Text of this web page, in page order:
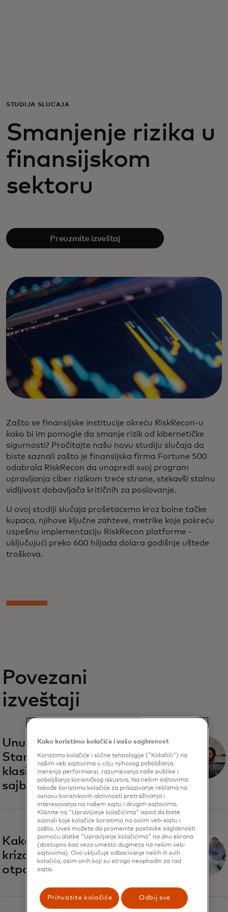
Novosti i trendovi
STUDIJA SLUČAJA
Smanjenje rizika u
finansijskom
sektoru
Preuzmite izveštaj
Zašto se finansijske institucije okreću RiskRecon-u
kako bi im pomogle da smanje rizik od kibernetičke
sigurnosti? Pročitajte našu novu studiju slučaja da
biste saznali zašto je finansijska firma Fortune 500
odabrala RiskRecon da unapredi svoj program
upravljanja ciber rizikom treće strane, stekavši stalnu
vidljivost dobavljača kritičnih za poslovanje.
U ovoj studiji slučaja prošetaćemo kroz bolne tačke
kupaca, njihove ključne zahteve, metrike koje pokreću
uspešnu implementaciju RiskRecon platforme -
uključujući preko 600 hiljada dolara godišnje uštede
troškova.
Povezani
izveštaji
Unutar Recorded Future:
Startup bankomatosfera,
klasični rok i budućnost
sajber bezbednosti
Kako upravljati sajber
krizom i povećati
otpornost poslovanja
Kako koristimo kolačiće i vašu saglasnost
Koristimo kolačiće i slične tehnologije ("Kolačići") na
našim veb sajtovima u cilju njihovog poboljšanja,
merenja performansi, razumevanja naše publike i
poboljšanja korisničkog iskustva. Na nekim sajtovima
takođe koristimo kolačiće za prikazivanje reklama na
osnovu korisnikovih aktivnosti pretraživanja i
interesovanja na našem sajtu i drugim sajtovima.
Kliknite na "Upravljanje kolačićima" ispod da biste
saznali koje kolačiće koristimo na ovom veb-sajtu i
zašto. Uvek možete da promenite postavke saglasnosti
pomoću alatke "Upravljanje kolačićima" na dnu ekrana
(dostupno kao veza umesto dugmeta na nekim veb-
sajtovima). Ovo uključuje odbacivanje nekih ili svih
kolačića, osim onih koji su strogo neophodni za rad
sajta.
Prihvatite kolačiće Odbij sve